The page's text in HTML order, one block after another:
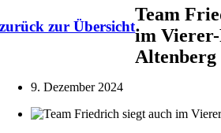
zurück zur Übersicht
Team
im
Altenberg
9. Dezember 2024